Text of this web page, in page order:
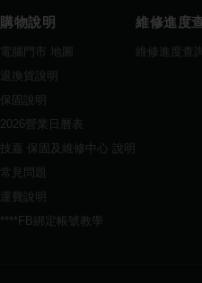
購物說明
電腦門市 地圖
退換貨說明
保固說明
2026營業日曆表
技嘉 保固及維修中心 說明
常見問題
運費說明
****FB綁定帳號教學
維修進度
維修進度查